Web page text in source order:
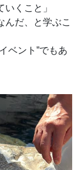
くこと」
んだ、と学ぶこ
ベント”でもあ